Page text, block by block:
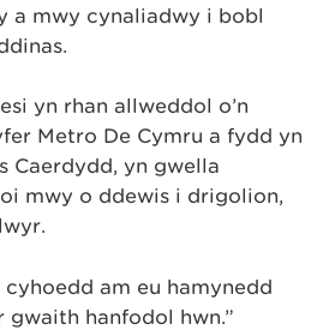
a mwy cynaliadwy i bobl
yn rhan allweddol o’n
Metro De Cymru a fydd yn
Caerdydd, yn gwella
mwy o ddewis i drigolion,
cyhoedd am eu hamynedd
gwaith hanfodol hwn.”